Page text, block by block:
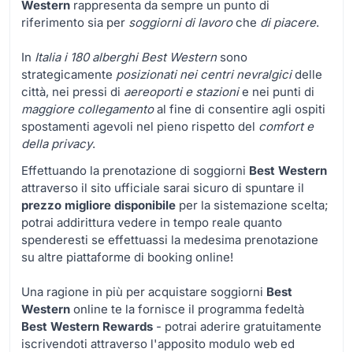
Western rappresenta da sempre un punto di
riferimento sia per soggiorni di lavoroche di piacere.
In Italia i 180 alberghi Best Westernsono
strategicamente posizionati nei centri nevralgicidelle
città, nei pressi di aereoporti e stazionie nei punti di
maggiore collegamentoal fine di consentire agli ospiti
spostamenti agevoli nel pieno rispetto del comfort e
della privacy.
Effettuando la prenotazione di soggiorni Best Western
attraverso il sito ufficiale sarai sicuro di spuntare il
prezzo migliore disponibile per la sistemazione scelta;
potrai addirittura vedere in tempo reale quanto
spenderesti se effettuassi la medesima prenotazione
su altre piattaforme di booking online!
Una ragione in più per acquistare soggiorni Best
Western online te la fornisce il programma fedeltà
Best Western Rewards - potrai aderire gratuitamente
iscrivendoti attraverso l'apposito modulo web ed